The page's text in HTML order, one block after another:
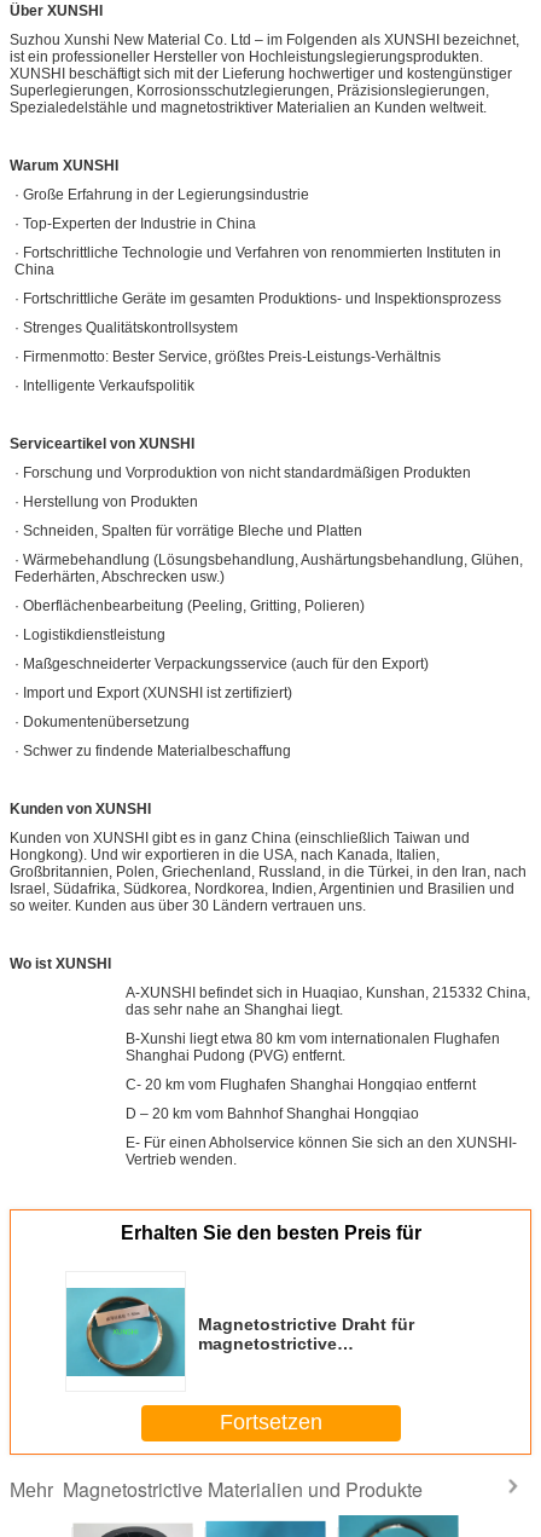
Über XUNSHI
Suzhou Xunshi New Material Co. Ltd – im Folgenden als XUNSHI bezeichnet,
ist ein professioneller Hersteller von Hochleistungslegierungsprodukten.
XUNSHI beschäftigt sich mit der Lieferung hochwertiger und kostengünstiger
Superlegierungen, Korrosionsschutzlegierungen, Präzisionslegierungen,
Spezialedelstähle und magnetostriktiver Materialien an Kunden weltweit.
Warum XUNSHI
· Große Erfahrung in der Legierungsindustrie
· Top-Experten der Industrie in China
· Fortschrittliche Technologie und Verfahren von renommierten Instituten in
China
· Fortschrittliche Geräte im gesamten Produktions- und Inspektionsprozess
· Strenges Qualitätskontrollsystem
· Firmenmotto: Bester Service, größtes Preis-Leistungs-Verhältnis
· Intelligente Verkaufspolitik
Serviceartikel von XUNSHI
· Forschung und Vorproduktion von nicht standardmäßigen Produkten
· Herstellung von Produkten
· Schneiden, Spalten für vorrätige Bleche und Platten
· Wärmebehandlung (Lösungsbehandlung, Aushärtungsbehandlung, Glühen,
Federhärten, Abschrecken usw.)
· Oberflächenbearbeitung (Peeling, Gritting, Polieren)
· Logistikdienstleistung
· Maßgeschneiderter Verpackungsservice (auch für den Export)
· Import und Export (XUNSHI ist zertifiziert)
· Dokumentenübersetzung
· Schwer zu findende Materialbeschaffung
Kunden von XUNSHI
Kunden von XUNSHI gibt es in ganz China (einschließlich Taiwan und
Hongkong). Und wir exportieren in die USA, nach Kanada, Italien,
Großbritannien, Polen, Griechenland, Russland, in die Türkei, in den Iran, nach
Israel, Südafrika, Südkorea, Nordkorea, Indien, Argentinien und Brasilien und
so weiter. Kunden aus über 30 Ländern vertrauen uns.
Wo ist XUNSHI
A-XUNSHI befindet sich in Huaqiao, Kunshan, 215332 China,
das sehr nahe an Shanghai liegt.
B-Xunshi liegt etwa 80 km vom internationalen Flughafen
Shanghai Pudong (PVG) entfernt.
C- 20 km vom Flughafen Shanghai Hongqiao entfernt
D – 20 km vom Bahnhof Shanghai Hongqiao
E- Für einen Abholservice können Sie sich an den XUNSHI-
Vertrieb wenden.
Erhalten Sie den besten Preis für
Magnetostrictive Draht für
magnetostrictive
Fortsetzen
Mehr Magnetostrictive Materialien und Produkte